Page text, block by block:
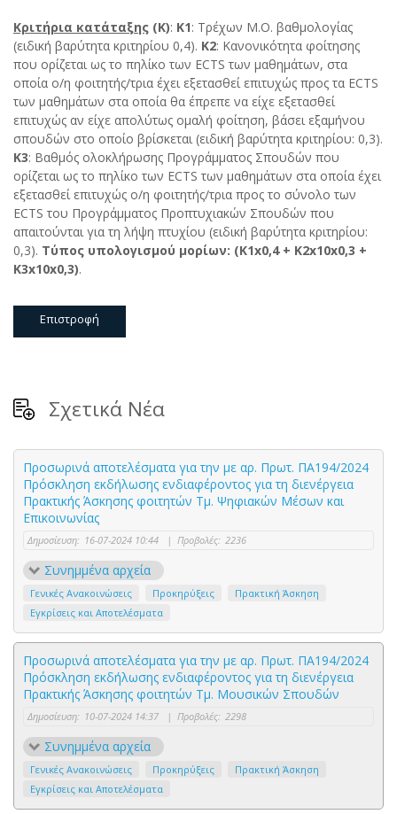
Κριτήρια κατάταξης (Κ): Κ1: Τρέχων Μ.Ο. βαθμολογίας
(ειδική βαρύτητα κριτηρίου 0,4). Κ2: Κανονικότητα φοίτησης
που ορίζεται ως το πηλίκο των ECTS των μαθημάτων, στα
οποία ο/η φοιτητής/τρια έχει εξετασθεί επιτυχώς προς τα ΕCTS
των μαθημάτων στα οποία θα έπρεπε να είχε εξετασθεί
επιτυχώς αν είχε απολύτως ομαλή φοίτηση, βάσει εξαμήνου
σπουδών στο οποίο βρίσκεται (ειδική βαρύτητα κριτηρίου: 0,3).
Κ3: Βαθμός ολοκλήρωσης Προγράμματος Σπουδών που
ορίζεται ως το πηλίκο των ECTS των μαθημάτων στα οποία έχει
εξετασθεί επιτυχώς ο/η φοιτητής/τρια προς το σύνολο των
ECTS του Προγράμματος Προπτυχιακών Σπουδών που
απαιτούνται για τη λήψη πτυχίου (ειδική βαρύτητα κριτηρίου:
0,3). Τύπος υπολογισμού μορίων: (Κ1x0,4 + K2x10x0,3 +
K3x10x0,3).
Επιστροφή
Σχετικά Νέα
Προσωρινά αποτελέσματα για την με αρ. Πρωτ. ΠΑ194/2024
Πρόσκληση εκδήλωσης ενδιαφέροντος για τη διενέργεια
Πρακτικής Άσκησης φοιτητών Τμ. Ψηφιακών Μέσων και
Επικοινωνίας
Δημοσίευση: 16-07-2024 10:44 | Προβολές: 2236
Συνημμένα αρχεία
Γενικές Ανακοινώσεις Προκηρύξεις
Πρακτική Άσκηση
Εγκρίσεις και Αποτελέσματα
Προσωρινά αποτελέσματα για την με αρ. Πρωτ. ΠΑ194/2024
Πρόσκληση εκδήλωσης ενδιαφέροντος για τη διενέργεια
Πρακτικής Άσκησης φοιτητών Τμ. Μουσικών Σπουδών
Δημοσίευση: 10-07-2024 14:37 | Προβολές: 2298
Συνημμένα αρχεία
Γενικές Ανακοινώσεις Προκηρύξεις
Πρακτική Άσκηση
Εγκρίσεις και Αποτελέσματα